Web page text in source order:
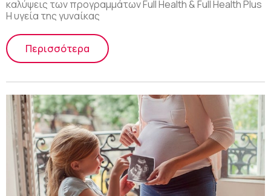
καλύψεις των προγραμμάτων Full Health & Full Health Plus
Η υγεία της γυναίκας
Περισσότερα